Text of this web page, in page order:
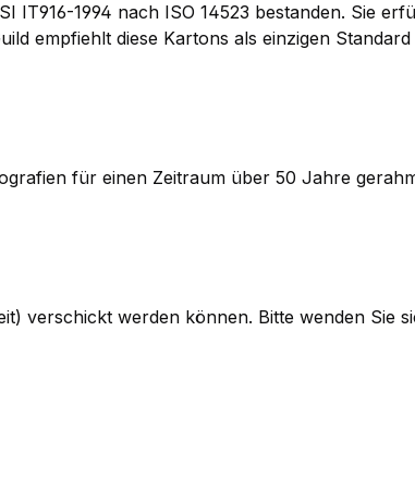
1994 nach ISO 14523 bestanden. Sie
empfiehlt diese Kartons als einzigen
für einen Zeitraum über 50 Jahre
verschickt werden können. Bitte wenden Sie